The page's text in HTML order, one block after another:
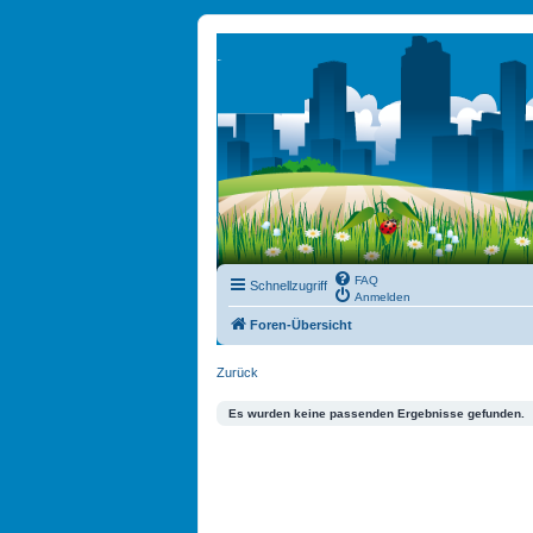
Schnellzugriff
FAQ
Anmelden
Foren-Übersicht
Zurück
Es wurden keine passenden Ergebnisse gefunden.